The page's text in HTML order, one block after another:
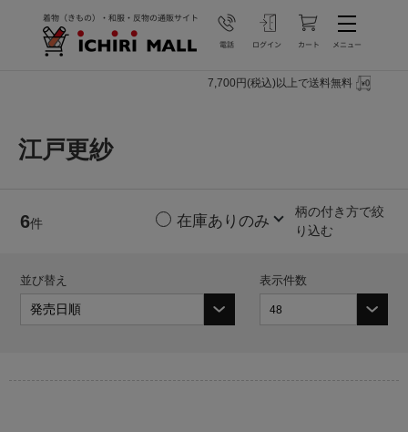
7,700円(税込)以上で送料無料
江戸更紗
6件
柄の付き方で絞
り込む
並び替え 表示件数